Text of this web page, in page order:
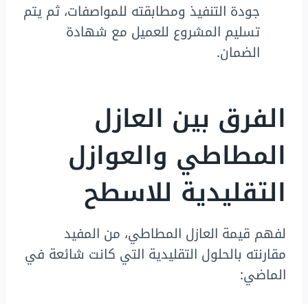
جودة التنفيذ ومطابقته للمواصفات، ثم يتم
تسليم المشروع للعميل مع شهادة
الضمان.
الفرق بين العازل
المطاطي والعوازل
التقليدية للاسطح
لفهم قيمة العازل المطاطي، من المفيد
مقارنته بالحلول التقليدية التي كانت شائعة في
الماضي: